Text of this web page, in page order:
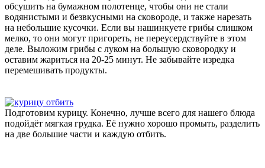
обсушить на бумажном полотенце, чтобы они не стали
водянистыми и безвкусными на сковороде, и также нарезать
на небольшие кусочки. Если вы нашинкуете грибы слишком
мелко, то они могут пригореть, не переусердствуйте в этом
деле. Выложим грибы с луком на большую сковородку и
оставим жариться на 20-25 минут. Не забывайте изредка
перемешивать продукты.
Подготовим курицу. Конечно, лучше всего для нашего блюда
подойдёт мягкая грудка. Её нужно хорошо промыть, разделить
на две большие части и каждую отбить.